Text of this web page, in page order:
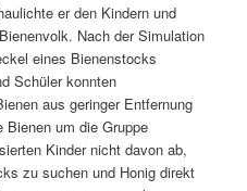
er den Kindern und
Nach der Simulation
eines Bienenstocks
Schüler konnten
aus geringer Entfernung
um die Gruppe
Kinder nicht davon ab,
zu suchen und Honig direkt